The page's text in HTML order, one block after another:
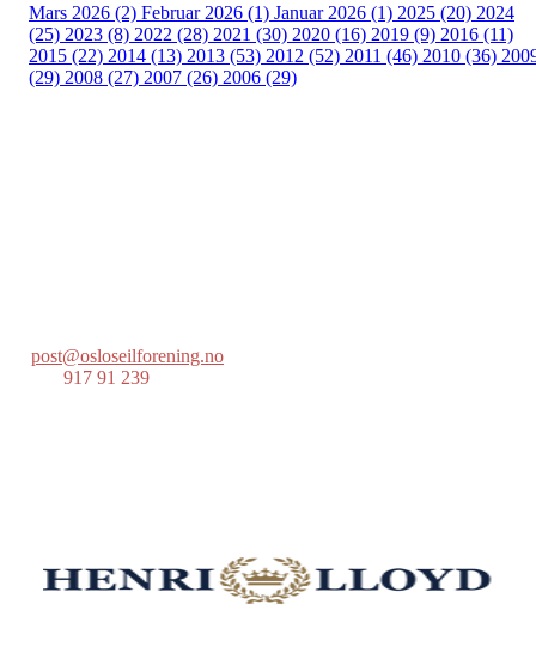
Mars 2026 (2) Februar 2026 (1) Januar 2026 (1) 2025 (20) 2024
(25) 2023 (8) 2022 (28) 2021 (30) 2020 (16) 2019 (9) 2016 (11)
2015 (22) 2014 (13) 2013 (53) 2012 (52) 2011 (46) 2010 (36)
(29) 2008 (27) 2007 (26) 2006 (29)
post@osloseilforening.no
917 91 239